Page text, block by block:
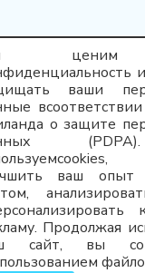
Услуги
Контакты
Команда
Карьера
FAQ
Карта
сайта
ценим
ваши
о защите
ваш
Продолжая
сайт, вы